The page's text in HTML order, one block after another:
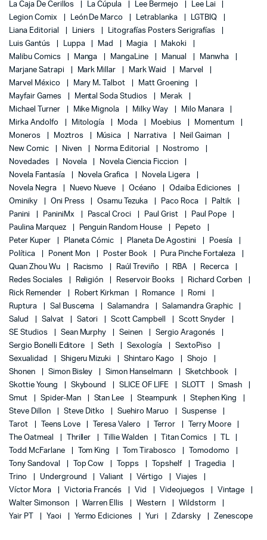
La Caja De Cerillos
La Cúpula Lee Bermejo
Lee Lai
Legion Comix
León De Marco Letrablanka
LGTBIQ
Liana Editorial
Liniers
Litografías Posters Serigrafías
Luis Gantús
Luppa Mad Magia
Makoki
Malibu Comics
Manga MangaLine Manual
Manwha
Marjane Satrapi
Mark Millar Mark Waid
Marvel
Marvel México
Mary M. Talbot
Matt Groening
Mayfair Games
Mental Soda Studios
Merak
Michael Turner
Mike Mignola Milky Way
Milo Manara
Mirka Andolfo
Mitología Moda Moebius
Momentum
Moneros
Moztros Música Narrativa
Neil Gaiman
New Comic
Niven Norma Editorial
Nostromo
Novedades
Novela
Novela Ciencia Ficcion
Novela Fantasía
Novela Grafica
Novela Ligera
Novela Negra
Nuevo Nueve Océano
Odaiba Ediciones
Ominiky
Oni Press Osamu Tezuka Paco Roca
Paltik
Panini
PaniniMx Pascal Croci Paul Grist
Paul Pope
Paulina Marquez
Penguin Random House
Pepeto
Peter Kuper
Planeta Cómic Planeta De Agostini
Poesía
Política
Ponent Mon Poster Book
Pura Pinche Fortaleza
Quan Zhou Wu
Racismo Raúl Treviño RBA
Recerca
Redes Sociales
Religión Reservoir Books
Richard Corben
Rick Remender
Robert Kirkman Romance
Romi
Ruptura
Sal Buscema Salamandra
Salamandra Graphic
Salud
Salvat Satori Scott Campbell
Scott Snyder
SE Studios
Sean Murphy Seinen
Sergio Aragonés
Sergio Bonelli Editore
Seth Sexología
SextoPiso
Sexualidad
Shigeru Mizuki Shintaro Kago
Shojo
Shonen
Simon Bisley Simon Hanselmann
Sketchbook
Skottie Young
Skybound SLICE OF LIFE SLOTT
Smash
Smut
Spider-Man Stan Lee Steampunk
Stephen King
Steve Dillon
Steve Ditko Suehiro Maruo
Suspense
Tarot
Teens Love Teresa Valero Terror
Terry Moore
The Oatmeal
Thriller Tillie Walden Titan Comics
TL
Todd McFarlane
Tom King Tom Tirabosco
Tomodomo
Tony Sandoval
Top Cow Topps Topshelf
Tragedia
Trino
Underground Valiant Vértigo
Viajes
Víctor Mora
Victoria Francés Vid Videojuegos
Vintage
Walter Simonson
Warren Ellis Western
Wildstorm
Yair PT
Yaoi Yermo Ediciones Yuri Zdarsky Zenescope